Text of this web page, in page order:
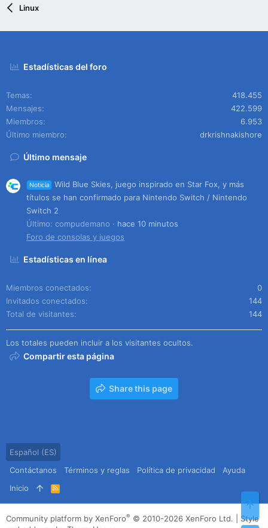
Linux
Estadísticas del foro
Temas
418.455
Mensajes
422.599
Miembros
6.953
Último miembro
drkrishnakishore
Último mensaje
Noticia
Wild Blue Skies, juego inspirado en Star Fox, y más
títulos se han confirmado para Nintendo Switch / Nintendo
Switch 2
Último: compudemano
hace 10 minutos
Foro de consolas y juegos
Estadísticas en línea
Miembros conectados
0
Invitados conectados
144
Total de visitantes
144
Los totales pueden incluir a los visitantes ocultos.
Compartir esta página
Share this page
Español (ES)
Contáctanos
Términos y reglas Política de privacidad
Ayuda
Inicio
R
S
S
Community platform by XenForo® © 2010-2026 XenForo Ltd.
Style